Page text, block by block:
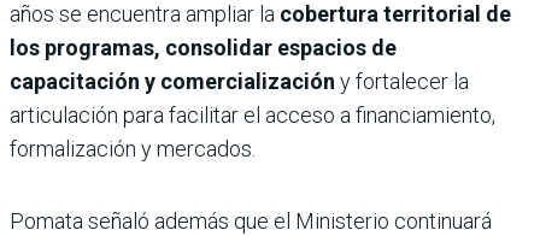
años se encuentra ampliar la cobertura territorial de
los programas, consolidar espacios de
capacitación y comercialización y fortalecer la
articulación para facilitar el acceso a financiamiento,
formalización y mercados.
Pomata señaló además que el Ministerio continuará